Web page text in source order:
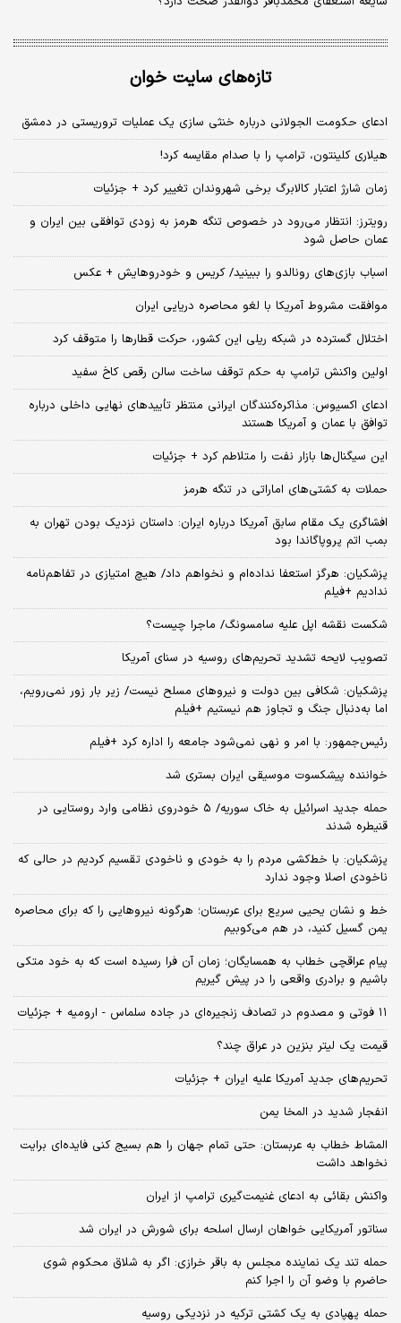
تازه‌های سایت خوان
ادعای حکومت الجولانی درباره خنثی سازی یک عملیات تروریستی در دمشق
هیلاری کلینتون، ترامپ را با صدام مقایسه کرد!
زمان شارژ اعتبار کالابرگ برخی شهروندان تغییر کرد + جزئیات
رویترز: انتظار می‌رود در خصوص تنگه هرمز به زودی توافقی بین ایران و
عمان حاصل شود
اسباب‌ بازی‌های رونالدو را ببینید/ کریس و خودروهایش + عکس
موافقت مشروط آمریکا با لغو محاصره دریایی ایران
اختلال گسترده در شبکه ریلی این کشور، حرکت قطارها را متوقف کرد
اولین واکنش ترامپ به حکم توقف ساخت سالن رقص کاخ سفید
ادعای اکسیوس: مذاکره‌کنندگان ایرانی منتظر تأییدهای نهایی داخلی درباره
توافق با عمان و آمریکا هستند
این سیگنال‌ها بازار نفت را متلاطم کرد + جزئیات
حملات به کشتی‌های اماراتی در تنگه هرمز
افشاگری یک مقام سابق آمریکا درباره ایران: داستان نزدیک بودن تهران به
بمب اتم پروپاگاندا بود
پزشکیان: هرگز استعفا نداده‌ام و نخواهم داد/ هیچ امتیازی در تفاهم‌نامه
ندادیم +فیلم
شکست نقشه اپل علیه سامسونگ/ ماجرا چیست؟
تصویب لایحه تشدید تحریم‌های روسیه در سنای آمریکا
پزشکیان: شکافی بین دولت و نیروهای مسلح نیست/ زیر بار زور نمی‌رویم،
اما به‌دنبال جنگ و تجاوز هم نیستیم +فیلم
رئیس‌جمهور: با امر و نهی نمی‌شود جامعه را اداره کرد +فیلم
خواننده پیشکسوت موسیقی ایران بستری شد
حمله جدید اسرائیل به خاک سوریه/ ۵ خودروی نظامی وارد روستایی در
قنیطره شدند
پزشکیان: با خط‌کشی مردم را به خودی و ناخودی تقسیم کردیم در حالی که
ناخودی اصلا وجود ندارد
خط و نشان یحیی سریع برای عربستان؛ هرگونه نیروهایی را که برای محاصره
یمن گسیل کنید، در هم می‌کوبیم
پیام عراقچی خطاب به همسایگان؛ زمان آن فرا رسیده است که به خود متکی
باشیم و برادری واقعی را در پیش گیریم
۱۱ فوتی و مصدوم در تصادف زنجیره‌ای در جاده سلماس - ارومیه + جزئیات
قیمت یک لیتر بنزین در عراق چند؟
تحریم‌های جدید آمریکا علیه ایران + جزئیات
انفجار شدید در المخا یمن
المشاط خطاب به عربستان: حتی تمام جهان را هم بسیج کنی فایده‌ای برایت
نخواهد داشت
واکنش بقائی به ادعای غنیمت‌گیری ترامپ از ایران
سناتور آمریکایی خواهان ارسال اسلحه برای شورش در ایران شد
حمله تند یک نماینده مجلس به باقر خرازی: اگر به شلاق محکوم شوی
حاضرم با وضو آن را اجرا کنم
حمله پهپادی به یک کشتی ترکیه در نزدیکی روسیه